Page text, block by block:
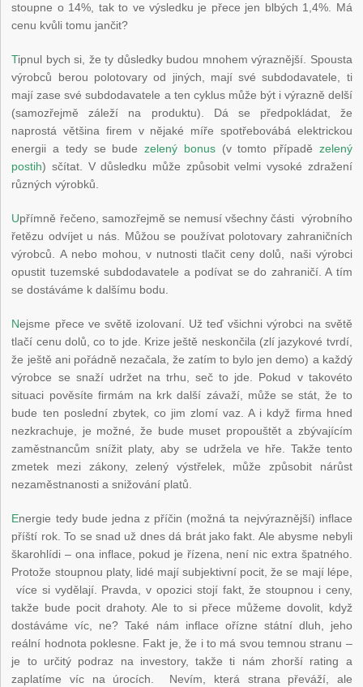
stoupne o 14%, tak to ve výsledku je přece jen blbých 1,4%. Má
cenu kvůli tomu jančit?
Tipnul bych si, že ty důsledky budou mnohem výraznější. Spousta
výrobců berou polotovary od jiných, mají své subdodavatele, ti
mají zase své subdodavatele a ten cyklus může být i výrazně delší
(samozřejmě záleží na produktu). Dá se předpokládat, že
naprostá většina firem v nějaké míře spotřebovábá elektrickou
energii a tedy se budezelený bonus(v tomto případě zelený
postih) sčítat. V důsledku může způsobit velmi vysoké zdražení
různých výrobků.
Upřímně řečeno, samozřejmě se nemusí všechny části výrobního
řetězu odvíjet u nás. Můžou se používat polotovary zahraničních
výrobců. A nebo mohou, v nutnosti tlačit ceny dolů, naši výrobci
opustit tuzemské subdodavatele a podívat se do zahraničí. A tím
se dostáváme k dalšímu bodu.
Nejsme přece ve světě izolovaní. Už teď všichni výrobci na světě
tlačí cenu dolů, co to jde. Krize ještě neskončila (zlí jazykové tvrdí,
že ještě ani pořádně nezačala, že zatím to bylo jen demo) a každý
výrobce se snaží udržet na trhu, seč to jde. Pokud v takovéto
situaci pověsíte firmám na krk další závaží, může se stát, že to
bude ten poslední zbytek, co jim zlomí vaz. A i když firma hned
nezkrachuje, je možné, že bude muset propouštět a zbývajícím
zaměstnancům snížit platy, aby se udržela ve hře. Takže tento
zmetek mezi zákony, zelený výstřelek, může způsobit nárůst
nezaměstnanosti a snižování platů.
Energie tedy bude jedna z příčin (možná ta nejvýraznější) inflace
příští rok. To se snad už dnes dá brát jako fakt. Ale abysme nebyli
škarohlídi – ona inflace, pokud je řízena, není nic extra špatného.
Protože stoupnou platy, lidé mají subjektivní pocit, že se mají lépe,
více si vydělají. Pravda, v opozici stojí fakt, že stoupnou i ceny,
takže bude pocit drahoty. Ale to si přece můžeme dovolit, když
dostáváme víc, ne? Také nám inflace ořízne státní dluh, jeho
reální hodnota poklesne. Fakt je, že i to má svou temnou stranu –
je to určitý podraz na investory, takže ti nám zhorší rating a
zaplatíme víc na úrocích. Nevím, která strana převáží, ale